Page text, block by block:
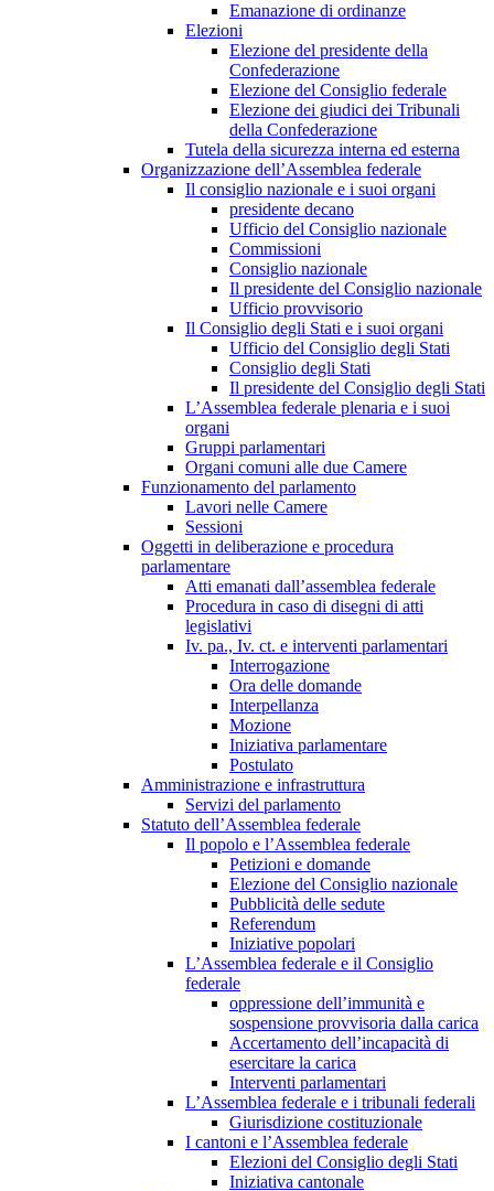
Emanazione di ordinanze
Elezioni
Elezione del presidente della
Confederazione
Elezione del Consiglio federale
Elezione dei giudici dei Tribunali
della Confederazione
Tutela della sicurezza interna ed esterna
Organizzazione dell’Assemblea federale
Il consiglio nazionale e i suoi organi
presidente decano
Ufficio del Consiglio nazionale
Commissioni
Consiglio nazionale
Il presidente del Consiglio nazionale
Ufficio provvisorio
Il Consiglio degli Stati e i suoi organi
Ufficio del Consiglio degli Stati
Consiglio degli Stati
Il presidente del Consiglio degli Stati
L’Assemblea federale plenaria e i suoi
organi
Gruppi parlamentari
Organi comuni alle due Camere
Funzionamento del parlamento
Lavori nelle Camere
Sessioni
Oggetti in deliberazione e procedura
parlamentare
Atti emanati dall’assemblea federale
Procedura in caso di disegni di atti
legislativi
Iv. pa., Iv. ct. e interventi parlamentari
Interrogazione
Ora delle domande
Interpellanza
Mozione
Iniziativa parlamentare
Postulato
Amministrazione e infrastruttura
Servizi del parlamento
Statuto dell’Assemblea federale
Il popolo e l’Assemblea federale
Petizioni e domande
Elezione del Consiglio nazionale
Pubblicità delle sedute
Referendum
Iniziative popolari
L’Assemblea federale e il Consiglio
federale
oppressione dell’immunità e
sospensione provvisoria dalla carica
Accertamento dell’incapacità di
esercitare la carica
Interventi parlamentari
L’Assemblea federale e i tribunali federali
Giurisdizione costituzionale
I cantoni e l’Assemblea federale
Elezioni del Consiglio degli Stati
Iniziativa cantonale